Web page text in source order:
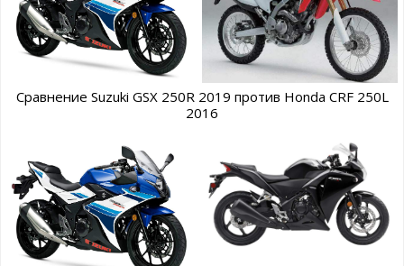
Сравнение Suzuki GSX 250R 2019 против Honda CRF 250L
2016